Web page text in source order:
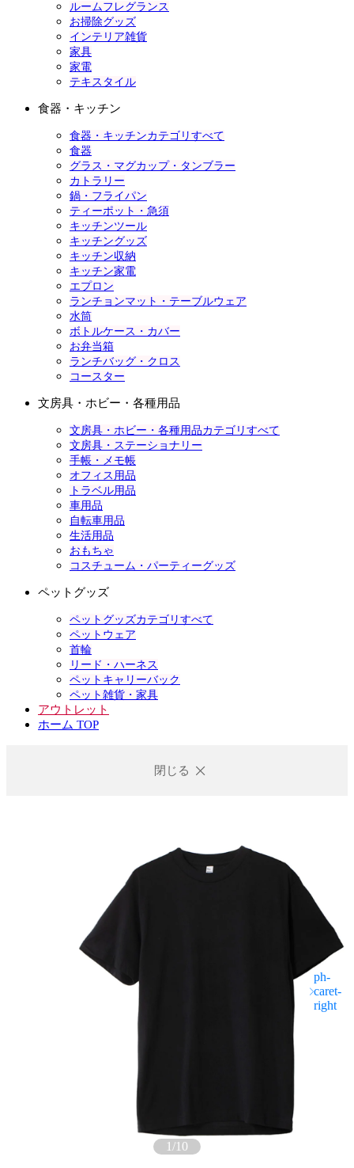
ルームフレグランス
お掃除グッズ
インテリア雑貨
家具
家電
テキスタイル
食器・キッチン
食器・キッチンカテゴリすべて
食器
グラス・マグカップ・タンブラー
カトラリー
鍋・フライパン
ティーポット・急須
キッチンツール
キッチングッズ
キッチン収納
キッチン家電
エプロン
ランチョンマット・テーブルウェア
水筒
ボトルケース・カバー
お弁当箱
ランチバッグ・クロス
コースター
文房具・ホビー・各種用品
文房具・ホビー・各種用品カテゴリすべて
文房具・ステーショナリー
手帳・メモ帳
オフィス用品
トラベル用品
車用品
自転車用品
生活用品
おもちゃ
コスチューム・パーティーグッズ
ペットグッズ
ペットグッズカテゴリすべて
ペットウェア
首輪
リード・ハーネス
ペットキャリーバック
ペット雑貨・家具
アウトレット
ホーム TOP
閉じる
1/10